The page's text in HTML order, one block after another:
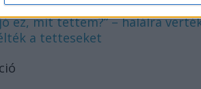
ez, mit tettem?” – halálra
a tetteseket